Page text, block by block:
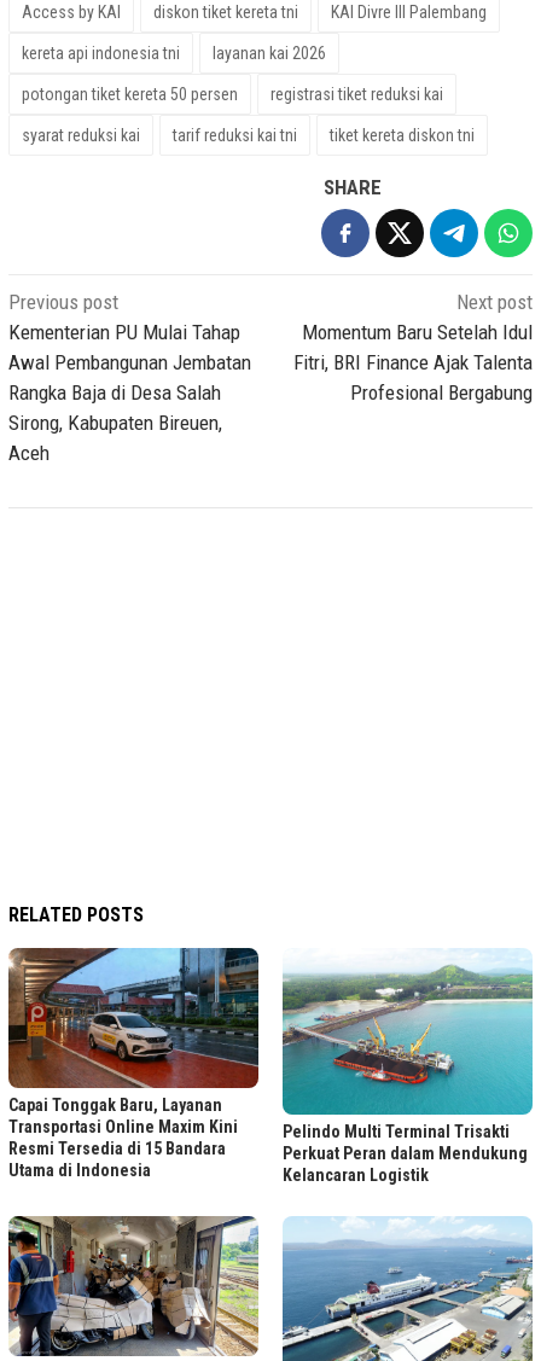
Access by KAI diskon tiket kereta tni KAI Divre III Palembang
kereta api indonesia tni layanan kai 2026
potongan tiket kereta 50 persen registrasi tiket reduksi kai
syarat reduksi kai tarif reduksi kai tni tiket kereta diskon tni
SHARE
Post
navigation
Previous post
Kementerian PU Mulai Tahap
Awal Pembangunan Jembatan
Rangka Baja di Desa Salah
Sirong, Kabupaten Bireuen,
Aceh
Next post
Momentum Baru Setelah Idul
Fitri, BRI Finance Ajak Talenta
Profesional Bergabung
RELATED POSTS
Capai Tonggak Baru, Layanan
Transportasi Online Maxim Kini
Resmi Tersedia di 15 Bandara
Utama di Indonesia
Pelindo Multi Terminal Trisakti
Perkuat Peran dalam Mendukung
Kelancaran Logistik